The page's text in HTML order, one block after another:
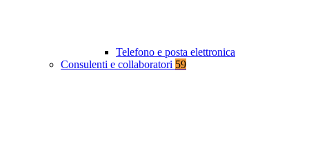
Telefono e posta elettronica
Consulenti e collaboratori 59